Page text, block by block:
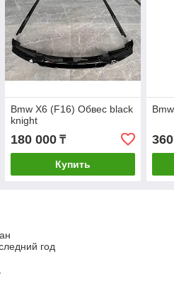
Bmw X6 (F16) Обвес black
knight
180 000₸
Купить
год